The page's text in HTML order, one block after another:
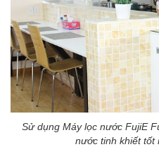
Sử dụng Máy lọc nước FujiE
nước tinh khiết tốt